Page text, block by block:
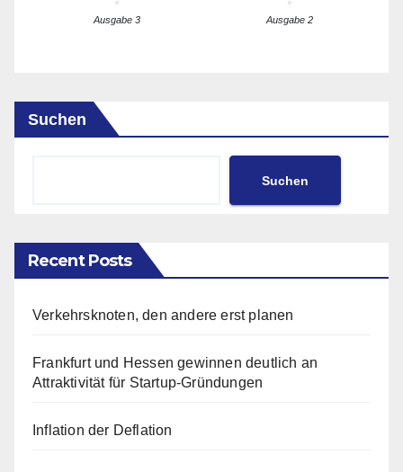
Ausgabe 3 Ausgabe 2
Suchen
Suchen
Recent Posts
Verkehrsknoten, den andere erst planen
Frankfurt und Hessen gewinnen deutlich an
Attraktivität für Startup-Gründungen
Inflation der Deflation